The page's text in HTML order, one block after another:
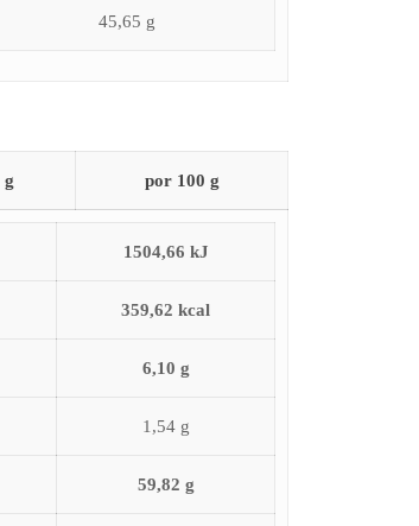
45,65 g
g por 100 g
1504,66 kJ
359,62 kcal
6,10 g
1,54 g
59,82 g